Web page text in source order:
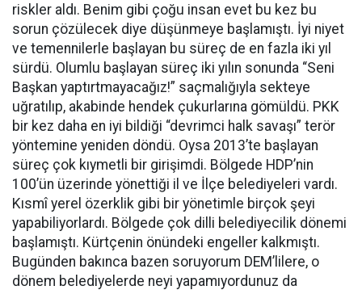
riskler aldı. Benim gibi çoğu insan evet bu kez bu
sorun çözülecek diye düşünmeye başlamıştı. İyi niyet
ve temennilerle başlayan bu süreç de en fazla iki yıl
sürdü. Olumlu başlayan süreç iki yılın sonunda “Seni
Başkan yaptırtmayacağız!” saçmalığıyla sekteye
uğratılıp, akabinde hendek çukurlarına gömüldü. PKK
bir kez daha en iyi bildiği “devrimci halk savaşı” terör
yöntemine yeniden döndü. Oysa 2013’te başlayan
süreç çok kıymetli bir girişimdi. Bölgede HDP’nin
100’ün üzerinde yönettiği il ve İlçe belediyeleri vardı.
Kısmî yerel özerklik gibi bir yönetimle birçok şeyi
yapabiliyorlardı. Bölgede çok dilli belediyecilik dönemi
başlamıştı. Kürtçenin önündeki engeller kalkmıştı.
Bugünden bakınca bazen soruyorum DEM’lilere, o
dönem belediyelerde neyi yapamıyordunuz da